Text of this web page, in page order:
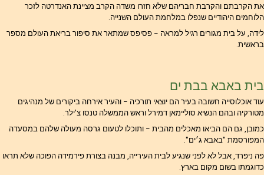
את הקרבתם והקרבת חבריהם שלא חזרו משדה הקרב מציינת האנדרטה לזכר
הלוחמים היהודיים שנפלו במלחמת העולם השנייה.
לידה, על בית מגורים רגיל למראה – פסיפס שמתאר את סיפור בריאת העולם מספר
בראשית.
בית באבא בבת ים
עוד אוכלוסייה חשובה בעיר הם יוצאי תורכיה – והעיר אירחה ביקורים של מנהיגים
מטורקיה ובהם הנשיא סוליימאן דמירל וראש הממשלה טנסו צ'ילר.
כמובן, גם הם הביאו מאכלים מהבית – ותוכלו לטעום גרסה מעולה שלהם במסעדה
המפורסמת "באבא ג׳ים".
פה ניפרד, אבל לא לפני שנגיע לבית העירייה, מבנה בצורת פירמידה הפוכה שלא תראו
כדוגמתו בשום מקום בארץ.